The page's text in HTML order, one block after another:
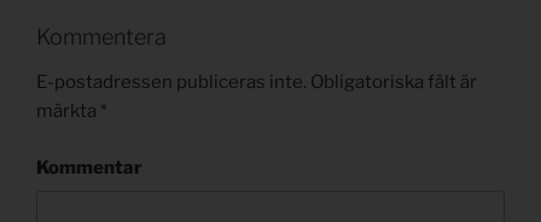
Kommentera
E-postadressen publiceras inte. Obligatoriska fält är
märkta *
Kommentar